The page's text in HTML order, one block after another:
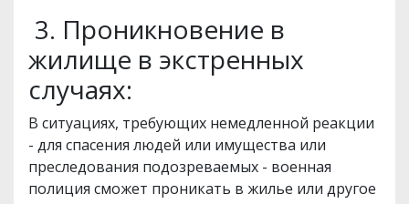
3. Проникновение в
жилище в экстренных
случаях:
В ситуациях, требующих немедленной реакции
- для спасения людей или имущества или
преследования подозреваемых - военная
полиция сможет проникать в жилье или другое